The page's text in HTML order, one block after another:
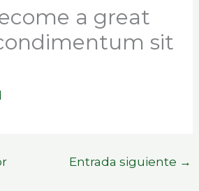
a great
sit
Entrada siguiente →